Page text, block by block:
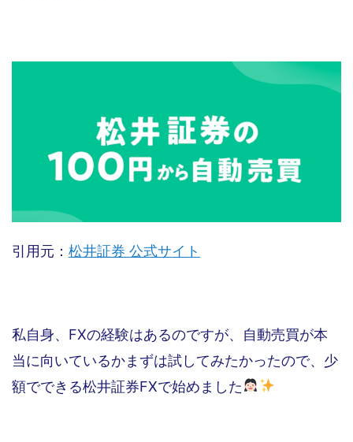
引用元： 松井証券 公式サイト
私自身、FXの経験はあるのですが、自動売買が本
当に向いているかまずは試してみたかったので、少
額でできる松井証券FXで始めました